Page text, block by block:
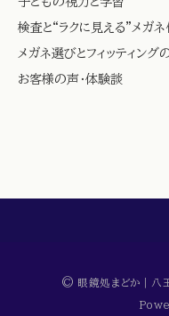
検査と“ラクに見える”メガネ
メガネ選びとフィッティング
お客様の声・体験談
© 眼鏡処まどか｜八